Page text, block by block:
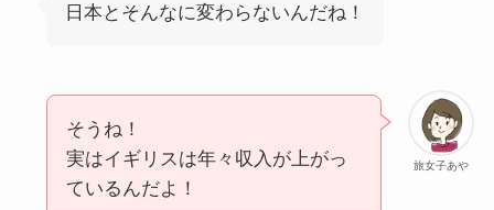
日本とそんなに変わらないんだね！
旅女子あや
そうね！
実はイギリスは年々収入が上がっ
ているんだよ！